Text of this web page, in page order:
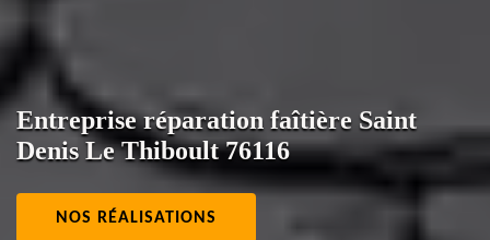
Entreprise réparation faîtière Saint
Denis Le Thiboult 76116
NOS RÉALISATIONS